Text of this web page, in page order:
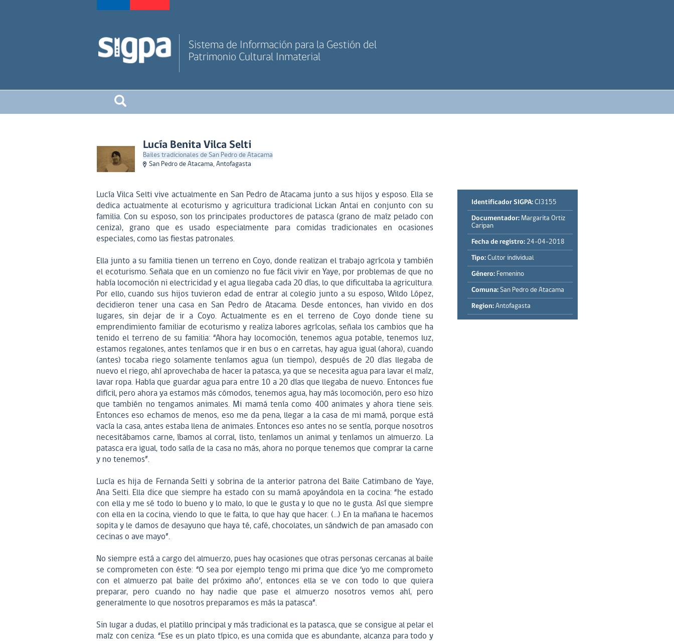
Sistema de Información para la Gestión del
Patrimonio Cultural Inmaterial
Lucía Benita Vilca Selti
Bailes tradicionales de San Pedro de Atacama
San Pedro de Atacama, Antofagasta
Lucía Vilca Selti vive actualmente en San Pedro de Atacama junto a sus hijos y esposo. Ella se
dedica actualmente al ecoturismo y agricultura tradicional Lickan Antai en conjunto con su
familia. Con su esposo, son los principales productores de patasca (grano de maíz pelado con
ceniza), grano que es usado especialmente para comidas tradicionales en ocasiones
especiales, como las fiestas patronales.
Ella junto a su familia tienen un terreno en Coyo, donde realizan el trabajo agrícola y también
el ecoturismo. Señala que en un comienzo no fue fácil vivir en Yaye, por problemas de que no
había locomoción ni electricidad y el agua llegaba cada 20 días, lo que dificultaba la agricultura.
Por ello, cuando sus hijos tuvieron edad de entrar al colegio junto a su esposo, Wildo López,
decidieron tener una casa en San Pedro de Atacama. Desde entonces, han vivido en dos
lugares, sin dejar de ir a Coyo. Actualmente es en el terreno de Coyo donde tiene su
emprendimiento familiar de ecoturismo y realiza labores agrícolas, señala los cambios que ha
tenido el terreno de su familia: “Ahora hay locomoción, tenemos agua potable, tenemos luz,
estamos regalones, antes teníamos que ir en bus o en carretas, hay agua igual (ahora), cuando
(antes) tocaba riego solamente teníamos agua (un tiempo), después de 20 días llegaba de
nuevo el riego, ahí aprovechaba de hacer la patasca, ya que se necesita agua para lavar el maíz,
lavar ropa. Había que guardar agua para entre 10 a 20 días que llegaba de nuevo. Entonces fue
difícil, pero ahora ya estamos más cómodos, tenemos agua, hay más locomoción, pero eso hizo
que también no tengamos animales. Mi mamá tenía como 400 animales y ahora tiene seis.
Entonces eso echamos de menos, eso me da pena, llegar a la casa de mi mamá, porque está
vacía la casa, antes estaba llena de animales. Entonces eso antes no se sentía, porque nosotros
necesitábamos carne, íbamos al corral, listo, teníamos un animal y teníamos un almuerzo. La
patasca era igual, todo salía de la casa no más, ahora no porque tenemos que comprar la carne
y no tenemos”.
Lucía es hija de Fernanda Selti y sobrina de la anterior patrona del Baile Catimbano de Yaye,
Ana Selti. Ella dice que siempre ha estado con su mamá apoyándola en la cocina: “he estado
con ella y me sé todo lo bueno y lo malo, lo que le gusta y lo que no le gusta. Así que siempre
con ella en la cocina, viendo lo que le falta, lo que hay que hacer. (…) En la mañana le hacemos
sopita y le damos de desayuno que haya té, café, chocolates, un sándwich de pan amasado con
cecinas o ave mayo”.
No siempre está a cargo del almuerzo, pues hay ocasiones que otras personas cercanas al baile
se comprometen con éste: “O sea por ejemplo tengo mi prima que dice ‘yo me comprometo
con el almuerzo pal baile del próximo año’, entonces ella se ve con todo lo que quiera
preparar, pero cuando no hay nadie que pase el almuerzo nosotros vemos ahí, pero
generalmente lo que nosotros preparamos es más la patasca”.
Sin lugar a dudas, el platillo principal y más tradicional es la patasca, que se consigue al pelar el
maíz con ceniza. “Ese es un plato típico, es una comida que es abundante, alcanza para todo y
Identificador SIGPA: CI3155
Documentador: Margarita Ortiz
Caripan
Fecha de registro: 24-04-2018
Tipo: Cultor individual
Género: Femenino
Comuna: San Pedro de Atacama
Region: Antofagasta